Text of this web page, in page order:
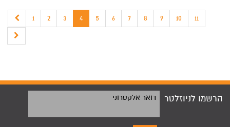
1 2 3 4 5 6 7 8 9 10 11
הרשמו לניוזלטר דואר אלקטרוני